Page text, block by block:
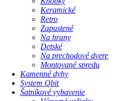
Keramické
Retro
Zapustené
Na hrany
Detské
Na prechodové dvere
Montované spredu
Kamenné dyhy
System Qbit
Šatníkové vybavenie